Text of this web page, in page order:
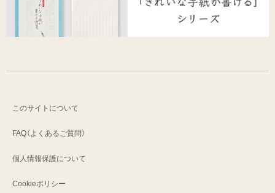
このサイトについて
FAQ（よくあるご質問）
個人情報保護について
Cookieポリシー